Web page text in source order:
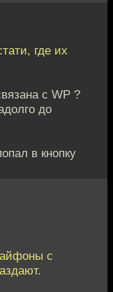
где их
с WP ?
до
в кнопку
с